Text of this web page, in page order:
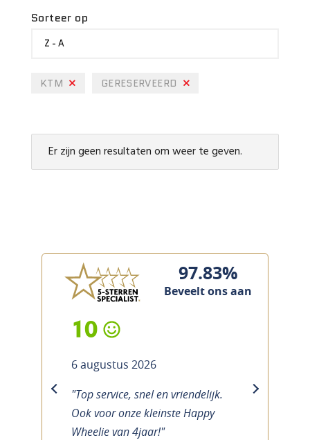
Sorteer op
Z - A
KTM GERESERVEERD
Er zijn geen resultaten om weer te geven.
97.83%
Beveelt ons aan
10
6 augustus 2026
"Top service, snel en vriendelijk.
Ook voor onze kleinste Happy
Wheelie van 4jaar!"
previous next